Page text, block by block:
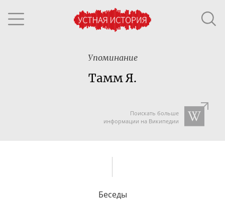
Упоминание
Тамм Я.
Поискать больше
информации на Википедии
Беседы